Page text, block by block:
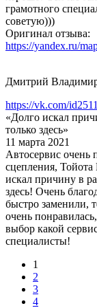
грамотного
советую)))
Оригинал отзыва:
https://yandex.ru/
Дмитрий
https://vk.com/
«Долго искал
только здесь»
11 марта 2021
Автосервис очень
сцепления, Тойота
искал причину в
здесь! Очень
быстро заменили,
очень
выбор какой
специалисты!
1
2
3
4